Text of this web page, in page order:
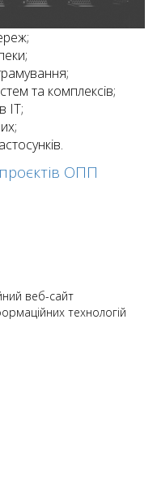
та комплексів;
IT;
ОПП
веб-сайт
технологій